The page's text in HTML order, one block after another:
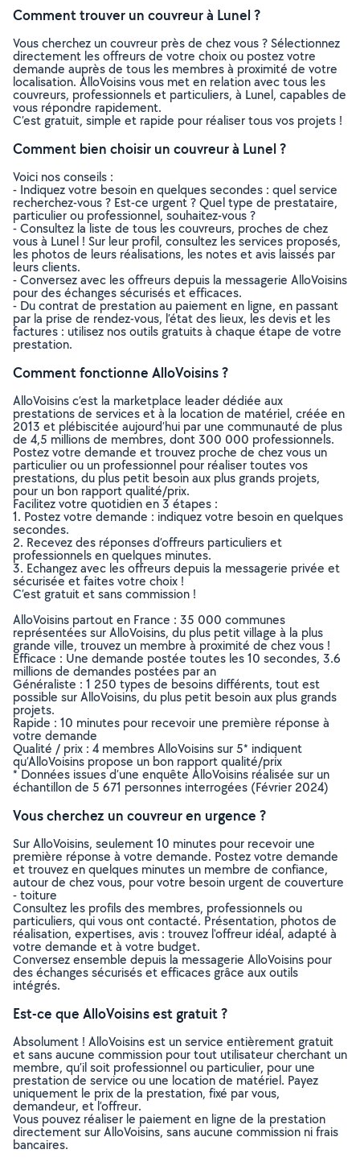
Comment trouver un couvreur à Lunel ?
Vous cherchez un couvreur près de chez vous ? Sélectionnez
directement les offreurs de votre choix ou postez votre
demande auprès de tous les membres à proximité de votre
localisation. AlloVoisins vous met en relation avec tous les
couvreurs, professionnels et particuliers, à Lunel, capables de
vous répondre rapidement.
C’est gratuit, simple et rapide pour réaliser tous vos projets !
Comment bien choisir un couvreur à Lunel ?
Voici nos conseils :
- Indiquez votre besoin en quelques secondes : quel service
recherchez-vous ? Est-ce urgent ? Quel type de prestataire,
particulier ou professionnel, souhaitez-vous ?
- Consultez la liste de tous les couvreurs, proches de chez
vous à Lunel ! Sur leur profil, consultez les services proposés,
les photos de leurs réalisations, les notes et avis laissés par
leurs clients.
- Conversez avec les offreurs depuis la messagerie AlloVoisins
pour des échanges sécurisés et efficaces.
- Du contrat de prestation au paiement en ligne, en passant
par la prise de rendez-vous, l’état des lieux, les devis et les
factures : utilisez nos outils gratuits à chaque étape de votre
prestation.
Comment fonctionne AlloVoisins ?
AlloVoisins c’est la marketplace leader dédiée aux
prestations de services et à la location de matériel, créée en
2013 et plébiscitée aujourd’hui par une communauté de plus
de 4,5 millions de membres, dont 300 000 professionnels.
Postez votre demande et trouvez proche de chez vous un
particulier ou un professionnel pour réaliser toutes vos
prestations, du plus petit besoin aux plus grands projets,
pour un bon rapport qualité/prix.
Facilitez votre quotidien en 3 étapes :
1. Postez votre demande : indiquez votre besoin en quelques
secondes.
2. Recevez des réponses d’offreurs particuliers et
professionnels en quelques minutes.
3. Echangez avec les offreurs depuis la messagerie privée et
sécurisée et faites votre choix !
C’est gratuit et sans commission !
AlloVoisins partout en France : 35 000 communes
représentées sur AlloVoisins, du plus petit village à la plus
grande ville, trouvez un membre à proximité de chez vous !
Efficace : Une demande postée toutes les 10 secondes, 3.6
millions de demandes postées par an
Généraliste : 1 250 types de besoins différents, tout est
possible sur AlloVoisins, du plus petit besoin aux plus grands
projets.
Rapide : 10 minutes pour recevoir une première réponse à
votre demande
Qualité / prix : 4 membres AlloVoisins sur 5* indiquent
qu’AlloVoisins propose un bon rapport qualité/prix
* Données issues d’une enquête AlloVoisins réalisée sur un
échantillon de 5 671 personnes interrogées (Février 2024)
Vous cherchez un couvreur en urgence ?
Sur AlloVoisins, seulement 10 minutes pour recevoir une
première réponse à votre demande. Postez votre demande
et trouvez en quelques minutes un membre de confiance,
autour de chez vous, pour votre besoin urgent de couverture
- toiture
Consultez les profils des membres, professionnels ou
particuliers, qui vous ont contacté. Présentation, photos de
réalisation, expertises, avis : trouvez l'offreur idéal, adapté à
votre demande et à votre budget.
Conversez ensemble depuis la messagerie AlloVoisins pour
des échanges sécurisés et efficaces grâce aux outils
intégrés.
Est-ce que AlloVoisins est gratuit ?
Absolument ! AlloVoisins est un service entièrement gratuit
et sans aucune commission pour tout utilisateur cherchant un
membre, qu’il soit professionnel ou particulier, pour une
prestation de service ou une location de matériel. Payez
uniquement le prix de la prestation, fixé par vous,
demandeur, et l’offreur.
Vous pouvez réaliser le paiement en ligne de la prestation
directement sur AlloVoisins, sans aucune commission ni frais
bancaires.